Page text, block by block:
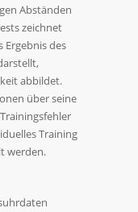
Abständen
zeichnet
Ergebnis des
abbildet.
über seine
Training
werden.